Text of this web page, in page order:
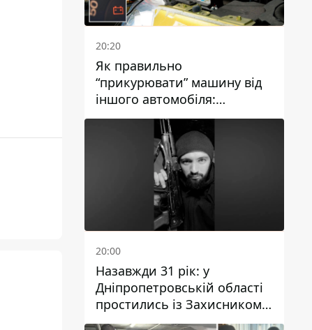
20:20
Як правильно
“прикурювати” машину від
іншого автомобіля:
інструкція для водіїв
20:00
Назавжди 31 рік: у
Дніпропетровській області
простились із Захисником
Олександром Рєпіним